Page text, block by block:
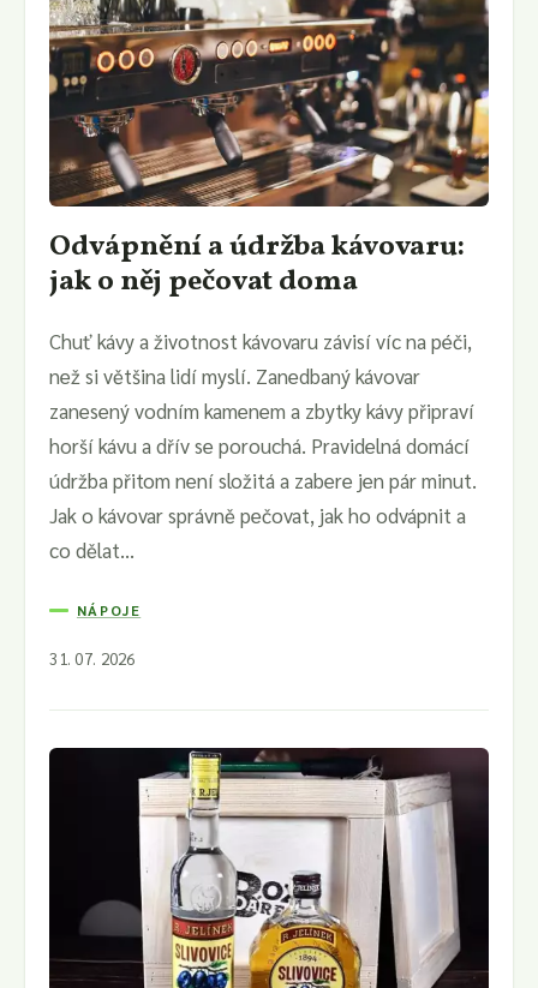
Odvápnění a údržba kávovaru:
jak o něj pečovat doma
Chuť kávy a životnost kávovaru závisí víc na péči,
než si většina lidí myslí. Zanedbaný kávovar
zanesený vodním kamenem a zbytky kávy připraví
horší kávu a dřív se porouchá. Pravidelná domácí
údržba přitom není složitá a zabere jen pár minut.
Jak o kávovar správně pečovat, jak ho odvápnit a
co dělat...
NÁPOJE
31. 07. 2026